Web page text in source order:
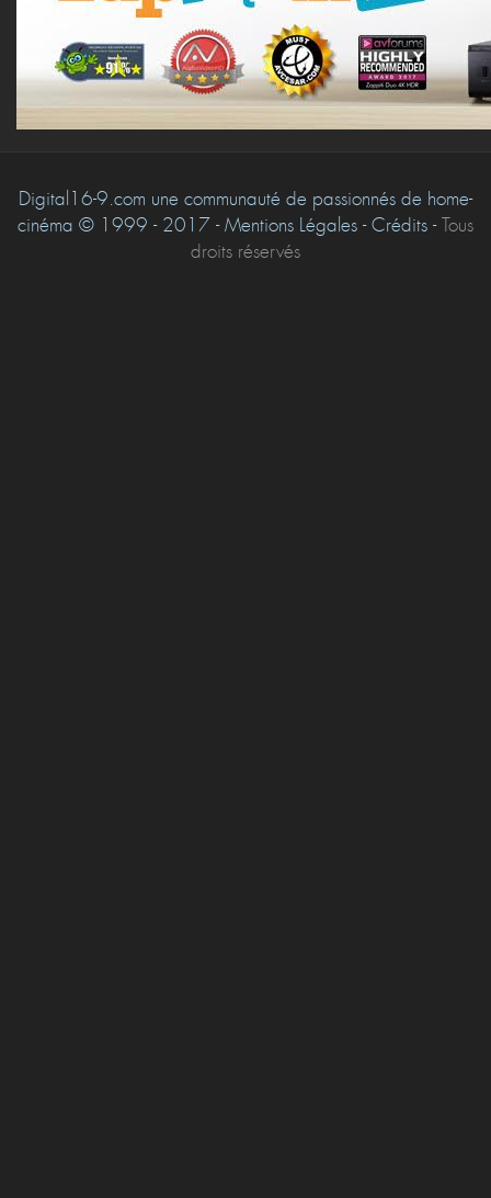
Digital16-9.com une communauté de passionnés de home-
cinéma © 1999 - 2017 - Mentions Légales - Crédits -Tous
droits réservés